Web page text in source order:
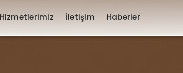
Hizmetlerimiz İletişim Haberler